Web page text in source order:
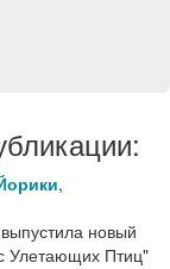
,
выпустила новый
Улетающих Птиц"